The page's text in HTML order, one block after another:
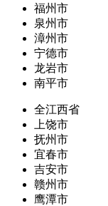
福州市
泉州市
漳州市
宁德市
龙岩市
南平市
全江西省
上饶市
抚州市
宜春市
吉安市
赣州市
鹰潭市